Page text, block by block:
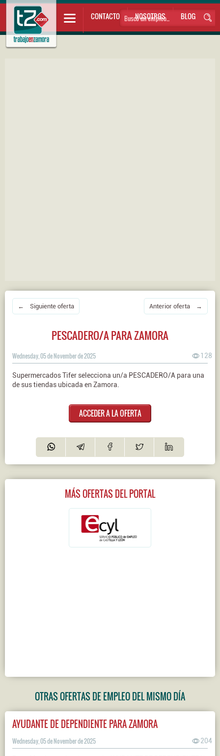
CONTACTO NOSOTROS BLOG
← Siguiente oferta Anterior oferta →
PESCADERO/A PARA ZAMORA
Wednesday, 05 de November de 2025 128
Supermercados Tifer selecciona un/a PESCADERO/A para una
de sus tiendas ubicada en Zamora.
ACCEDER A LA OFERTA
MÁS OFERTAS DEL PORTAL
OTRAS OFERTAS DE EMPLEO DEL MISMO DÍA
AYUDANTE DE DEPENDIENTE PARA ZAMORA
Wednesday, 05 de November de 2025 204